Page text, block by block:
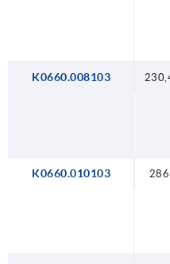
K0660.008103
K0660.010103 286